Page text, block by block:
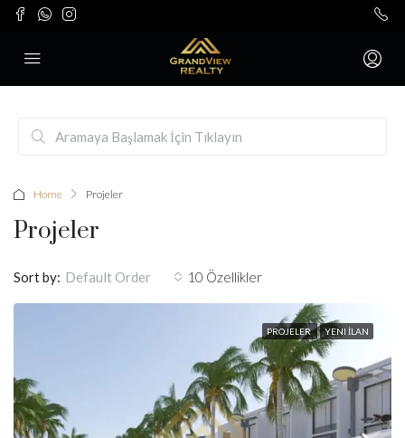
Home Projeler
Projeler
10 Özellikler
Sort by: Default Order
PROJELER YENI İLAN